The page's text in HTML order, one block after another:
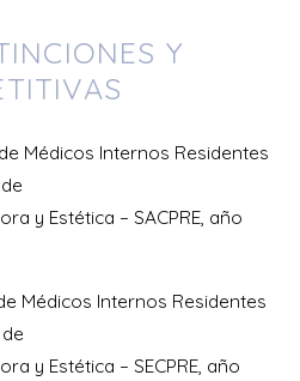
Y
Médicos Internos Residentes
y Estética – SACPRE, año
Médicos Internos Residentes
y Estética – SECPRE, año